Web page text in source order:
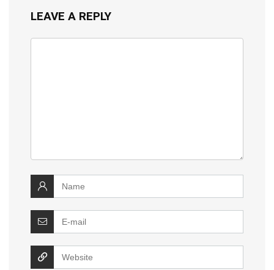
LEAVE A REPLY